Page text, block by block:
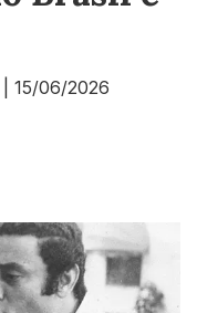
15/06/2026